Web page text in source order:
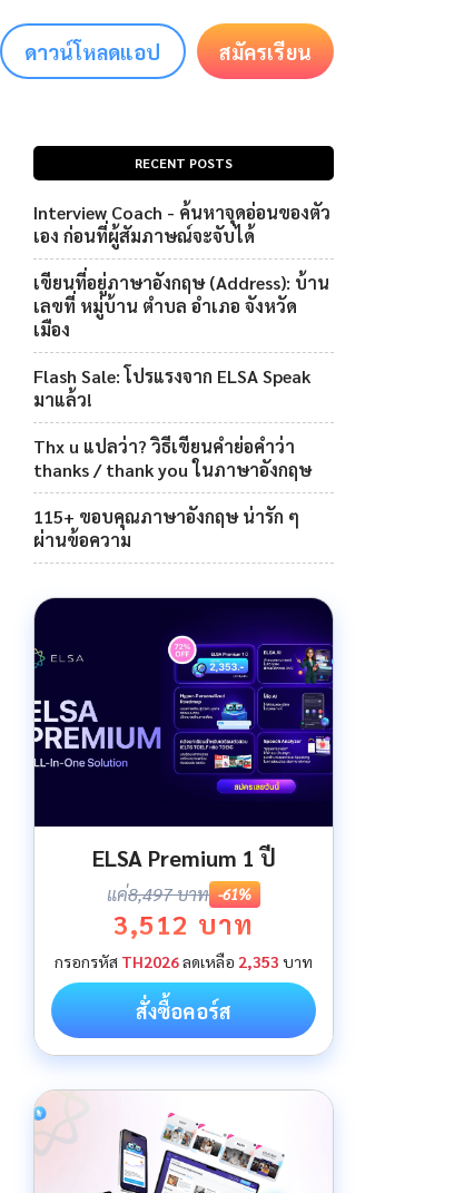
ดาวน์โหลดแอป สมัครเรียน
RECENT POSTS
Interview Coach - ค้นหาจุดอ่อนของตัว
เอง ก่อนที่ผู้สัมภาษณ์จะจับได้
เขียนที่อยู่ภาษาอังกฤษ (Address): บ้าน
เลขที่ หมู่บ้าน ตำบล อำเภอ จังหวัด
เมือง
Flash Sale: โปรแรงจาก ELSA Speak
มาแล้ว!
Thx u แปลว่า? วิธีเขียนคำย่อคำว่า
thanks / thank you ในภาษาอังกฤษ
115+ ขอบคุณภาษาอังกฤษ น่ารัก ๆ
ผ่านข้อความ
ELSA Premium 1 ปี
แค่8,497 บาท -61%
3,512 บาท
กรอกรหัส TH2026ลดเหลือ 2,353 บาท
สั่งซื้อคอร์ส